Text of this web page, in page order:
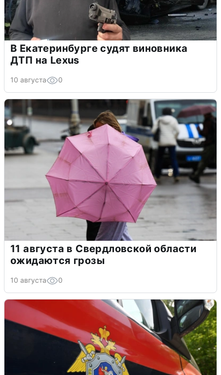
В Екатеринбурге судят виновника
ДТП на Lexus
10 августа 0
11 августа в Свердловской области
ожидаются грозы
10 августа 0